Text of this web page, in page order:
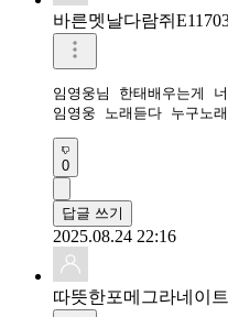
바른멧날다람쥐
임영웅님 한태배우는게
0
답글 쓰기
2025.08.24 22:16
따뜻한포메그라네이